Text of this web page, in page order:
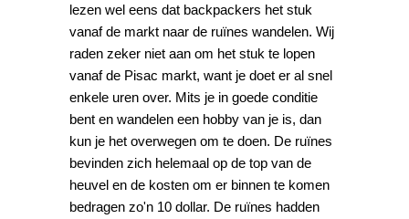
lezen wel eens dat backpackers het stuk
vanaf de markt naar de ruïnes wandelen. Wij
raden zeker niet aan om het stuk te lopen
vanaf de Pisac markt, want je doet er al snel
enkele uren over. Mits je in goede conditie
bent en wandelen een hobby van je is, dan
kun je het overwegen om te doen. De ruïnes
bevinden zich helemaal op de top van de
heuvel en de kosten om er binnen te komen
bedragen zo'n 10 dollar. De ruïnes hadden